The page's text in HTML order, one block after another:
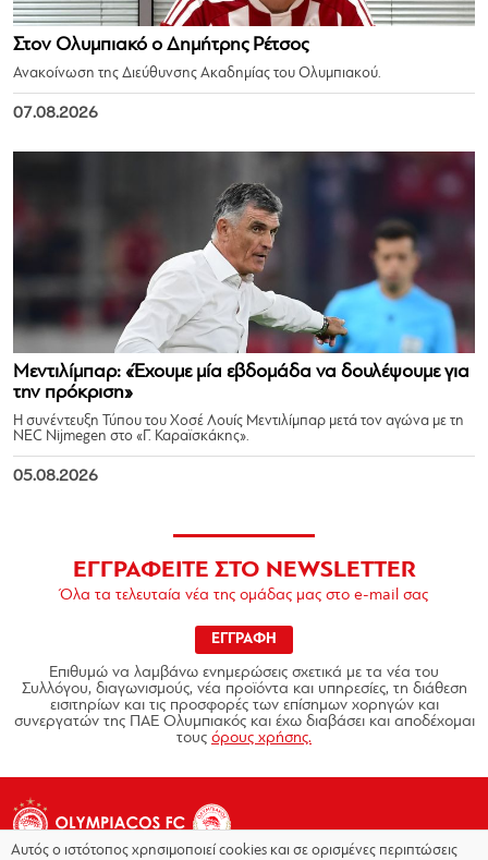
Στον Ολυμπιακό ο Δημήτρης Ρέτσος
Ανακοίνωση της Διεύθυνσης Ακαδημίας του Ολυμπιακού.
07.08.2026
Μεντιλίμπαρ: «Έχουμε μία εβδομάδα να δουλέψουμε για
την πρόκριση»
Η συνέντευξη Τύπου του Χοσέ Λουίς Μεντιλίμπαρ μετά τον αγώνα με τη
NEC Nijmegen στο «Γ. Καραϊσκάκης».
05.08.2026
ΕΓΓΡΑΦΕΙΤΕ ΣΤΟ NEWSLETTER
Όλα τα τελευταία νέα της ομάδας μας στο e-mail σας
ΕΓΓΡΑΦΗ
Επιθυμώ να λαμβάνω ενημερώσεις σχετικά με τα νέα του
Συλλόγου, διαγωνισμούς, νέα προϊόντα και υπηρεσίες, τη διάθεση
εισιτηρίων και τις προσφορές των επίσημων χορηγών και
συνεργατών της ΠΑΕ Ολυμπιακός και έχω διαβάσει και αποδέχομαι
τους όρους χρήσης.
Αυτός ο ιστότοπος χρησιμοποιεί cookies και σε ορισμένες περιπτώσεις